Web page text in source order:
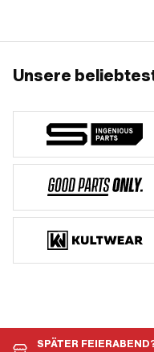
Unsere
SPÄTER